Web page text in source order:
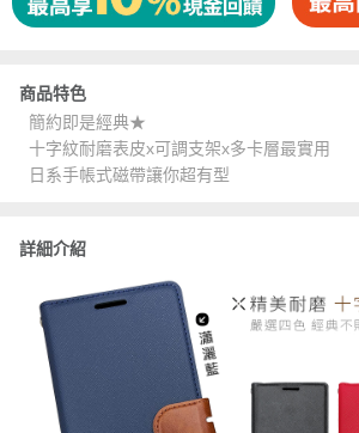
商品特色
簡約即是經典★
十字紋耐磨表皮x可調支架x多卡層最實用
日系手帳式磁帶讓你超有型
詳細介紹